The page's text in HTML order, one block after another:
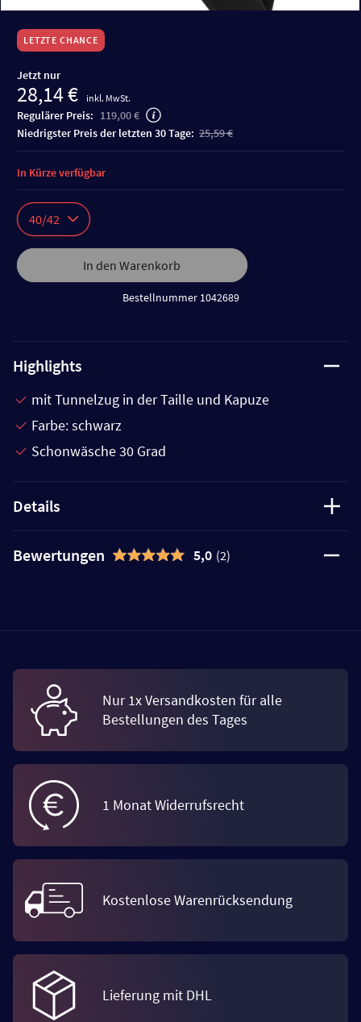
LETZTE CHANCE
Jetzt nur
28,14 € inkl. MwSt.
Regulärer Preis: 119,00 €
niedrigster Preis der letzten 30 Tage: 25,59 €
40/42
In den Warenkorb
Bestellnummer 1042689
In Kürze verfügbar
Highlights
mit Tunnelzug in der Taille und Kapuze
Farbe: schwarz
Schonwäsche 30 Grad
Details
Bewertungen 5,0 (2)
Nur 1x Versandkosten für alle
Bestellungen des Tages
1 Monat Widerrufsrecht
Kostenlose Warenrücksendung
Lieferung mit DHL